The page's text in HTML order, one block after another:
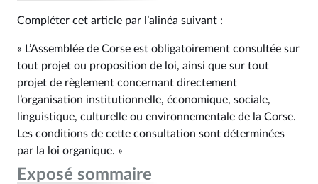
Compléter cet article par l’alinéa suivant :
« L’Assemblée de Corse est obligatoirement consultée sur
tout projet ou proposition de loi, ainsi que sur tout
projet de règlement concernant directement
l’organisation institutionnelle, économique, sociale,
linguistique, culturelle ou environnementale de la Corse.
Les conditions de cette consultation sont déterminées
par la loi organique. »
Exposé sommaire